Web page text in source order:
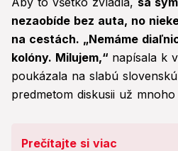
nezaobíde bez auta, no
na cestách. „Nemáme
kolóny. Milujem,“ napísala k
poukázala na slabú
predmetom diskusii už
Prečítajte si viac